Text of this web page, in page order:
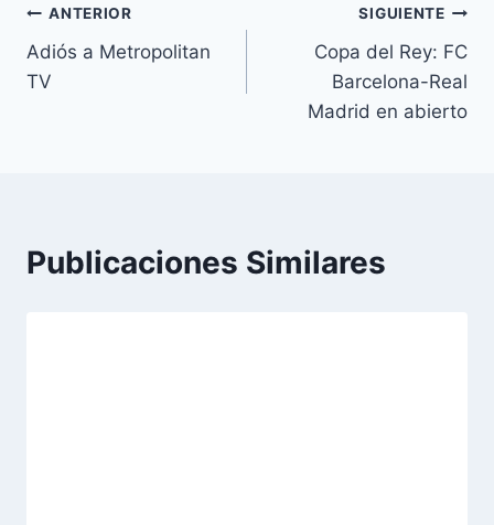
Navegación
de
ANTERIOR
Adiós a Metropolitan
TV
SIGUIENTE
Copa del Rey: FC
Barcelona-Real
Madrid en abierto
Publicaciones Similares